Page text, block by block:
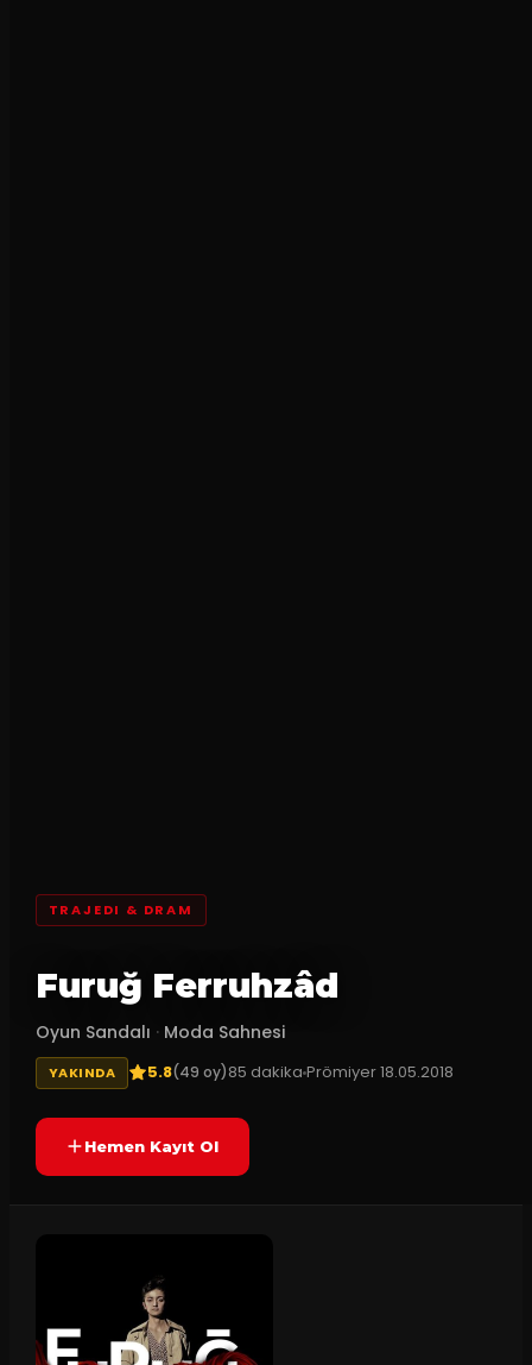
TRAJEDI & DRAM
Furuğ Ferruhzâd
Oyun Sandalı · Moda Sahnesi
YAKINDA 5.8(49 oy)85 dakikaPrömiyer18.05.2018
Hemen Kayıt Ol